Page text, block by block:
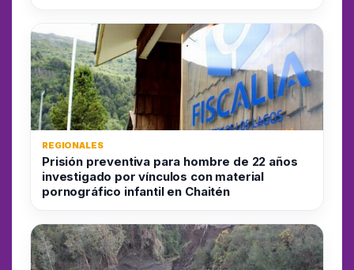
REGIONALES
Prisión preventiva para hombre de 22 años
investigado por vínculos con material
pornográfico infantil en Chaitén